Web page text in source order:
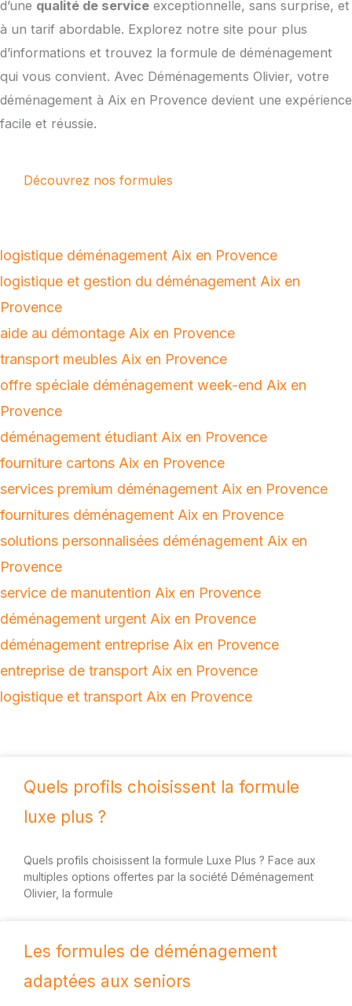
d’une qualité de service exceptionnelle, sans surprise, et
à un tarif abordable. Explorez notre site pour plus
d’informations et trouvez la formule de déménagement
qui vous convient. Avec Déménagements Olivier, votre
déménagement à Aix en Provence devient une expérience
facile et réussie.
Découvrez nos formules
logistique déménagement Aix en Provence
logistique et gestion du déménagement Aix en
Provence
aide au démontage Aix en Provence
transport meubles Aix en Provence
offre spéciale déménagement week-end Aix en
Provence
déménagement étudiant Aix en Provence
fourniture cartons Aix en Provence
services premium déménagement Aix en Provence
fournitures déménagement Aix en Provence
solutions personnalisées déménagement Aix en
Provence
service de manutention Aix en Provence
déménagement urgent Aix en Provence
déménagement entreprise Aix en Provence
entreprise de transport Aix en Provence
logistique et transport Aix en Provence
Quels profils choisissent la formule
luxe plus ?
Quels profils choisissent la formule Luxe Plus ? Face aux
multiples options offertes par la société Déménagement
Olivier, la formule
Les formules de déménagement
adaptées aux seniors